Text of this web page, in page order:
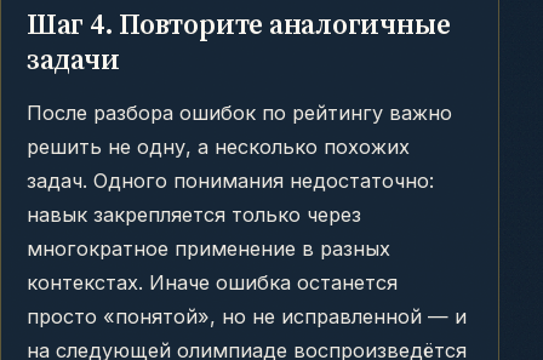
Шаг 4. Повторите аналогичные
задачи
После разбора ошибок по рейтингу важно
решить не одну, а несколько похожих
задач. Одного понимания недостаточно:
навык закрепляется только через
многократное применение в разных
контекстах. Иначе ошибка останется
просто «понятой», но не исправленной — и
на следующей олимпиаде воспроизведётся